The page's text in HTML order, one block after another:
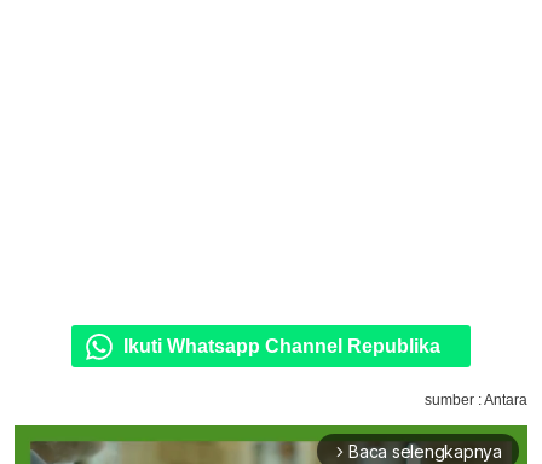
Ikuti Whatsapp Channel Republika
sumber : Antara
arrow_forward_ios Baca selengkapnya